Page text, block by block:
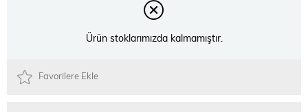
Ürün stoklarımızda kalmamıştır.
Favorilere Ekle